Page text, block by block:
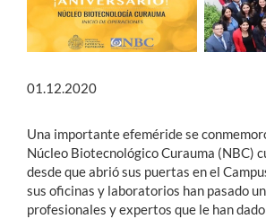
01.12.2020
Una importante efeméride se
Núcleo Biotecnológico Curauma (NBC)
desde que abrió sus puertas en el
sus oficinas y laboratorios han pasado
profesionales y expertos que le han